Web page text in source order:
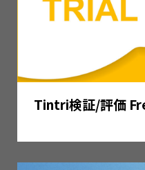
Tintri検証/評価